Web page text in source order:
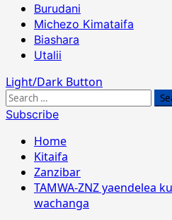
Burudani
Michezo Kimataifa
Biashara
Utalii
Light/Dark Button
Search
for:
Subscribe
Home
Kitaifa
Zanzibar
TAMWA-ZNZ yaendelea
wachanga